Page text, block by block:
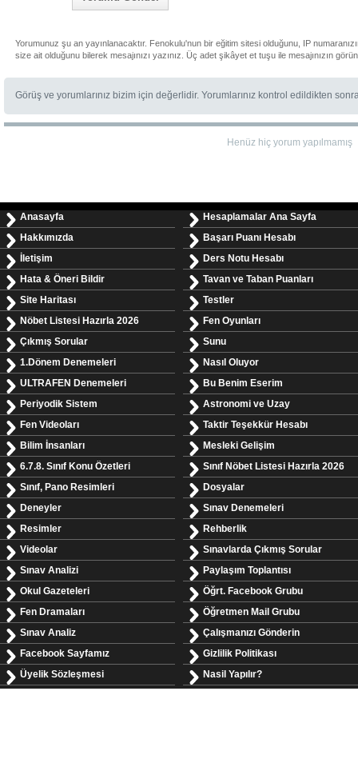
Yorumunuz şu an yayınlanacaktır. Fenokulu'nun bir eğitim sitesi olduğunu, IP
size ait olduğunu bilerek mesajınızı yazınız. Üç adet şikâyet et tuşu ile mesajınızın
Görüş ve yorumlarınız bizim için değerlidir. Yorumlarınız kontrol edildikten
Henüz hiç yorum yapılmamış
Anasayfa
Hakkımızda
İletişim
Hata & Öneri Bildir
Site Haritası
Nöbet Listesi Hazırla 2026
Çıkmış Sorular
1.Dönem Denemeleri
ULTRAFEN Denemeleri
Periyodik Sistem
Fen Videoları
Bilim İnsanları
6.7.8. Sınıf Konu Özetleri
Sınıf, Pano Resimleri
Deneyler
Resimler
Videolar
Sınav Analizi
Okul Gazeteleri
Fen Dramaları
Sınav Analiz
Facebook Sayfamız
Üyelik Sözleşmesi
Hesaplamalar Ana Sayfa
Başarı Puanı Hesabı
Ders Notu Hesabı
Tavan ve Taban Puanları
Testler
Fen Oyunları
Sunu
Nasıl Oluyor
Bu Benim Eserim
Astronomi ve Uzay
Taktir Teşekkür Hesabı
Mesleki Gelişim
Sınıf Nöbet Listesi Hazırla 2026
Dosyalar
Sınav Denemeleri
Rehberlik
Sınavlarda Çıkmış Sorular
Paylaşım Toplantısı
Öğrt. Facebook Grubu
Öğretmen Mail Grubu
Çalışmanızı Gönderin
Gizlilik Politikası
Nasil Yapılır?